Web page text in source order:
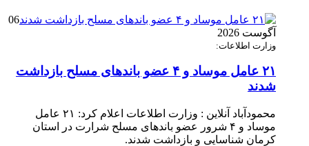
06
آگوست 2026
وزارت اطلاعات:
۲۱ عامل موساد و ۴ عضو باند‌های مسلح بازداشت
شدند
محمودآباد آنلاین : وزارت اطلاعات اعلام کرد: ۲۱ عامل
موساد و ۴ شرور عضو باند‌های مسلح شرارت در استان
کرمان شناسایی و بازداشت شدند.